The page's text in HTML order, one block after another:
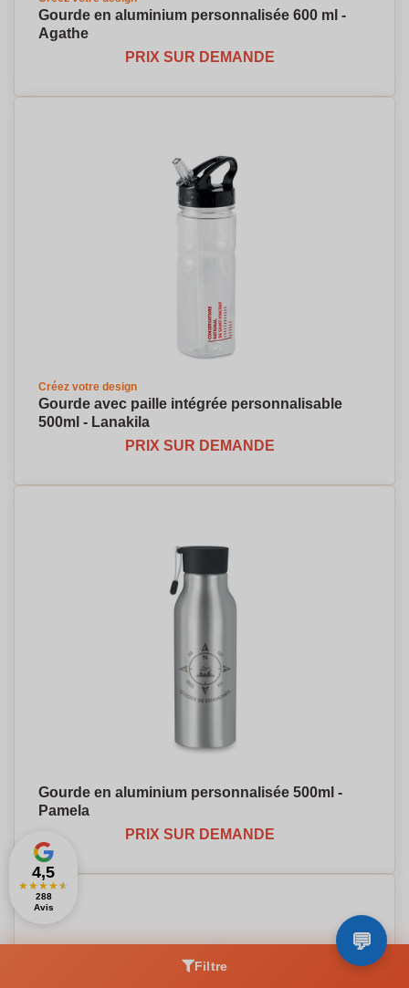
Gourde en aluminium personnalisée 600 ml -
Agathe
PRIX SUR DEMANDE
Créez votre design
Gourde avec paille intégrée personnalisable
500ml - Lanakila
PRIX SUR DEMANDE
Gourde en aluminium personnalisée 500ml -
Pamela
PRIX SUR DEMANDE
Filtre
4,5
★★★★★
288
Avis